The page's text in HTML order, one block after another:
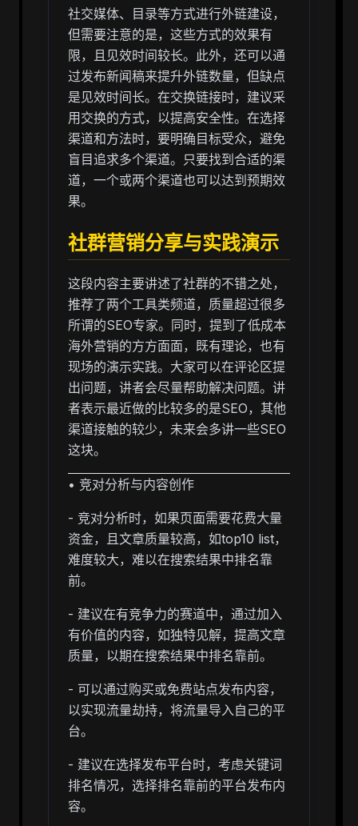
社交媒体、目录等方式进行外链建设，
但需要注意的是，这些方式的效果有
限，且见效时间较长。此外，还可以通
过发布新闻稿来提升外链数量，但缺点
是见效时间长。在交换链接时，建议采
用交换的方式，以提高安全性。在选择
渠道和方法时，要明确目标受众，避免
盲目追求多个渠道。只要找到合适的渠
道，一个或两个渠道也可以达到预期效
果。
社群营销分享与实践演示
这段内容主要讲述了社群的不错之处，
推荐了两个工具类频道，质量超过很多
所谓的SEO专家。同时，提到了低成本
海外营销的方方面面，既有理论，也有
现场的演示实践。大家可以在评论区提
出问题，讲者会尽量帮助解决问题。讲
者表示最近做的比较多的是SEO，其他
渠道接触的较少，未来会多讲一些SEO
这块。
• 竞对分析与内容创作
- 竞对分析时，如果页面需要花费大量
资金，且文章质量较高，如top10 list，
难度较大，难以在搜索结果中排名靠
前。
- 建议在有竞争力的赛道中，通过加入
有价值的内容，如独特见解，提高文章
质量，以期在搜索结果中排名靠前。
- 可以通过购买或免费站点发布内容，
以实现流量劫持，将流量导入自己的平
台。
- 建议在选择发布平台时，考虑关键词
排名情况，选择排名靠前的平台发布内
容。